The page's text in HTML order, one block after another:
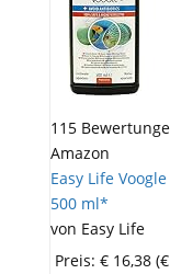
115
Amazon
Easy Life
500 ml*
von Easy Life
Preis: € 16,38